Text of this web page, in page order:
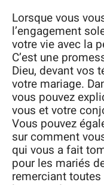
Lorsque vous
l’engagement
votre vie avec la
C’est une
Dieu, devant vos
votre mariage.
vous pouvez
vous et votre
Vous pouvez
sur comment
qui vous a fait
pour les mariés
remerciant